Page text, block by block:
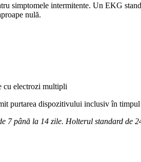
simptomele intermitente. Un EKG
nulă.
cu electrozi multipli
purtarea dispozitivului inclusiv în
până la 14 zile. Holterul standard de